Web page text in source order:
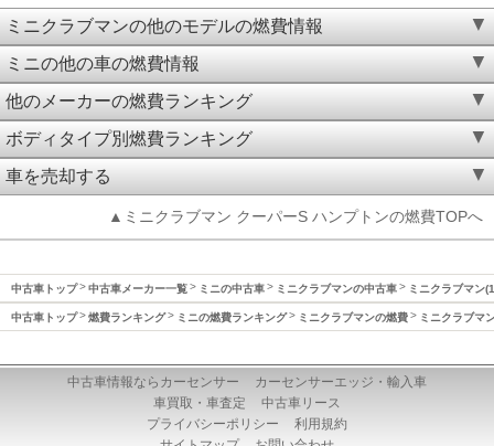
ミニクラブマンの他のモデルの燃費情報
ミニの他の車の燃費情報
他のメーカーの燃費ランキング
ボディタイプ別燃費ランキング
車を売却する
▲ミニクラブマン クーパーS ハンプトンの燃費TOPへ
中古車トップ 中古車メーカー一覧 ミニの中古車 ミニクラブマンの中古車 ミニクラブマン
中古車トップ 燃費ランキング ミニの燃費ランキング ミニクラブマンの燃費 ミニクラブマ
中古車情報ならカーセンサー
カーセンサーエッジ・輸入車
車買取・車査定
中古車リース
プライバシーポリシー
利用規約